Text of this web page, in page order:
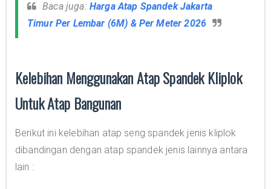
Baca juga: Harga Atap Spandek Jakarta
Timur Per Lembar (6M) & Per Meter 2026
Kelebihan Menggunakan Atap Spandek Kliplok
Untuk Atap Bangunan
Berikut ini kelebihan atap seng spandek jenis kliplok
dibandingan dengan atap spandek jenis lainnya antara
lain :